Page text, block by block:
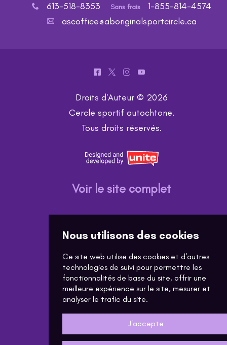
x 613-518-8353 Sans frais 1-855-814-4574
A ascoffice@aboriginalsportcircle.ca
^ * & (
Droits d'Auteur © 2026
Cercle sportif autochtone.
Tous droits réservés.
Voir le site complet